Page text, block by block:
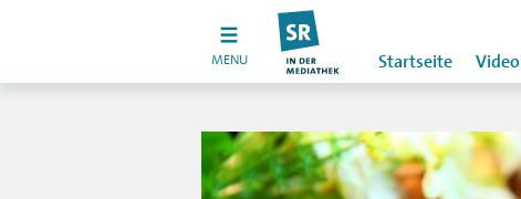
MENU Startseite Video